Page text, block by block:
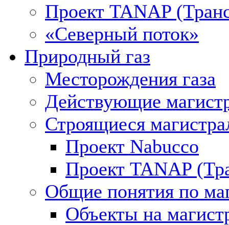
Проект TANAP
«Северный поток»
Природный газ
Месторождения газа
Действующие
Строящиеся
Проект Nabucco
Проект TANAP
Общие понятия по
Объекты на